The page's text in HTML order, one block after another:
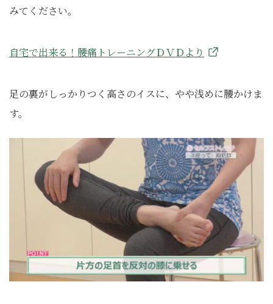
みてください。
自宅で出来る！腰痛トレーニングＤＶＤより
足の裏がしっかりつく高さのイスに、やや浅めに腰かけま
す。